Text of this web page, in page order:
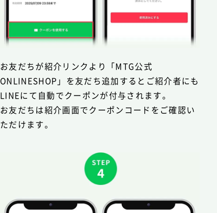
お友だちが紹介リンクより「MTG公式
ONLINESHOP」を友だち追加するとご紹介者にも
LINEにて自動でクーポンが付与されます。
お友だちは紹介画面でクーポンコードをご確認い
ただけます。